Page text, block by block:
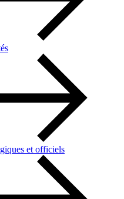
et officiels